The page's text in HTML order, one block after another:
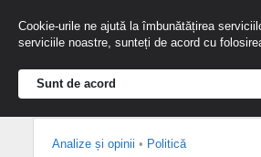
Analize și opinii • Politică
Cookie-urile ne ajută la îmbunătățirea
serviciile noastre, sunteți de acord cu
Sunt de acord